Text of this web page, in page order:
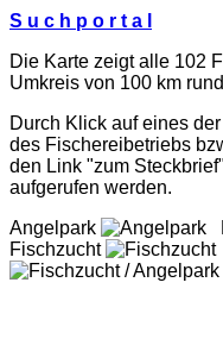
S u c h p o r t a l
Die Karte zeigt alle 102
Umkreis von 100 km
Durch Klick auf eines
des Fischereibetriebs
den Link "zum
aufgerufen werden.
Angelpark
Fischzucht